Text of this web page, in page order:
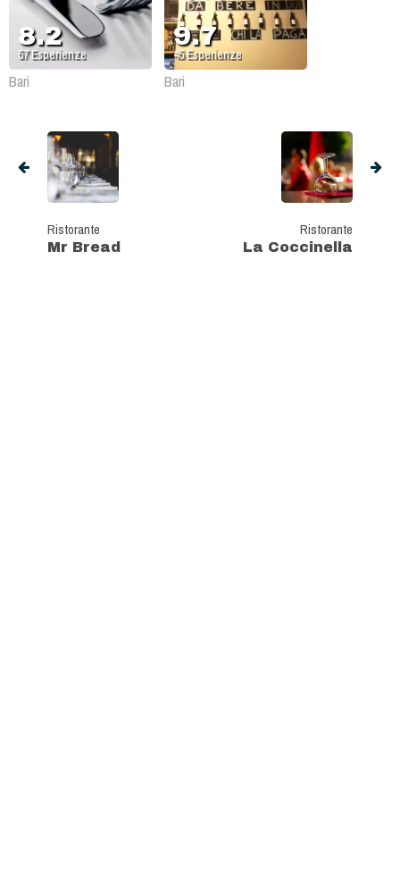
8.2
57Esperienze
Bari
9.7
45Esperienze
Bari
Ristorante
Mr Bread
Ristorante
La Coccinella